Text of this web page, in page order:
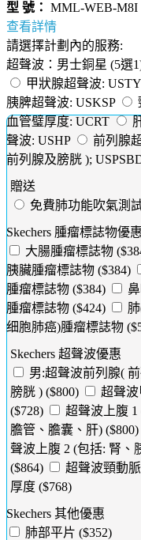
型 號： MML-WEB-M8I
查看詳情
請選擇計劃內的服務:
超聲波：男士銅星 (5選
甲狀腺超聲波: USTY
胰脾超聲波: USKSP
血管璧厚度: UCRT
聲波: USHP
前列腺
前列腺及膀胱 );
贈送
免費肺功能吹氣測
Skechers 腫瘤標誌物優惠
大腸腫瘤標誌物
胰臟腫瘤標誌物 ($384)
腫瘤標誌物 ($384)
腫瘤標誌物 ($424)
细胞肺癌)腫瘤標誌物
Skechers 超聲波優惠
男:超聲波前列腺(
膀胱 ) ($800)
超聲
($728)
超聲波上腹 1
膽管、膽囊、肝) ($800)
聲波上腹 2 (包括: 腎、
($864)
超聲波頸動
厚度 ($768)
Skechers 其他優惠
肺部平片 ($352)